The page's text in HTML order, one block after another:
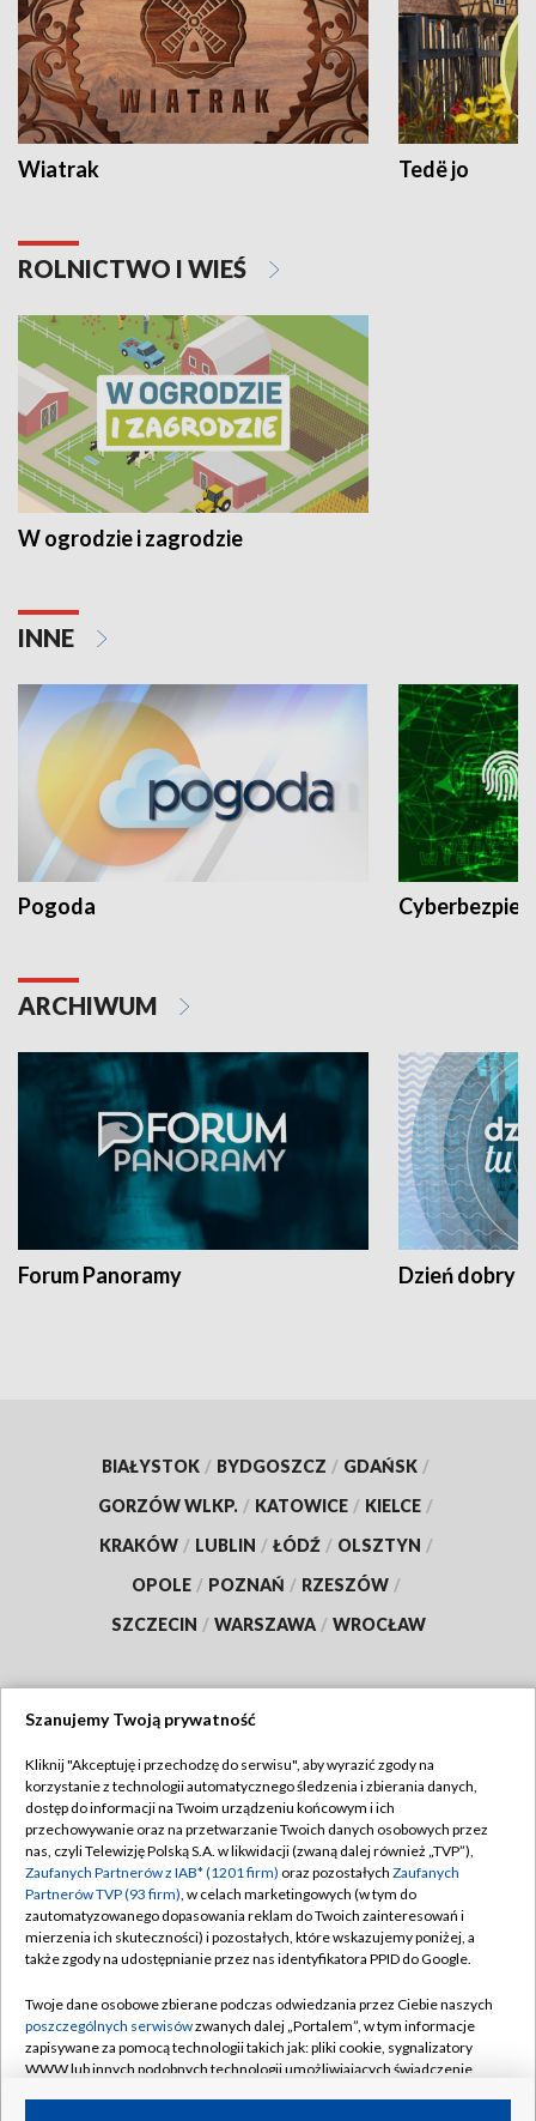
Wiatrak Tedë jo
ROLNICTWO I WIEŚ
W ogrodzie i zagrodzie
INNE
Pogoda
ARCHIWUM
Forum Panoramy Dzień dobry
BIAŁYSTOK / BYDGOSZCZ / GDAŃSK /
GORZÓW WLKP. / KATOWICE / KIELCE /
KRAKÓW / LUBLIN / ŁÓDŹ / OLSZTYN /
OPOLE / POZNAŃ / RZESZÓW /
SZCZECIN / WARSZAWA / WROCŁAW
TVP
Abonament TVP
Emisja w TVP
Centrum informacji TVP
Naziemna Telewizja Cyfrowa
Rada Programowa
System NOS
Informacje o nadawcy
Regulamin TVP
Polityka prywatności
Moje zgody
Pomoc
Kontakt
Kanały
Szanujemy Twoją prywatność
Kliknij "Akceptuję i przechodzę do serwisu", aby wyrazić zgody na
korzystanie z technologii automatycznego śledzenia i zbierania danych,
dostęp do informacji na Twoim urządzeniu końcowym i ich
przechowywanie oraz na przetwarzanie Twoich danych osobowych przez
nas, czyli Telewizję Polską S.A. w likwidacji (zwaną dalej również „TVP”),
Zaufanych Partnerów z IAB* (1201 firm) oraz pozostałych Zaufanych
Partnerów TVP (93 firm), w celach marketingowych (w tym do
zautomatyzowanego dopasowania reklam do Twoich zainteresowań i
mierzenia ich skuteczności) i pozostałych, które wskazujemy poniżej, a
także zgody na udostępnianie przez nas identyfikatora PPID do Google.
Twoje dane osobowe zbierane podczas odwiedzania przez Ciebie naszych
poszczególnych serwisówzwanych dalej „Portalem”, w tym informacje
zapisywane za pomocą technologii takich jak: pliki cookie, sygnalizatory
WWW lub innych podobnych technologii umożliwiających świadczenie